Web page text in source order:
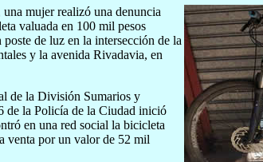
mujer realizó una denuncia
valuada en 100 mil pesos
poste de luz en la intersección de la
y la avenida Rivadavia, en
de la División Sumarios y
de la Policía de la Ciudad inició
en una red social la bicicleta
venta por un valor de 52 mil